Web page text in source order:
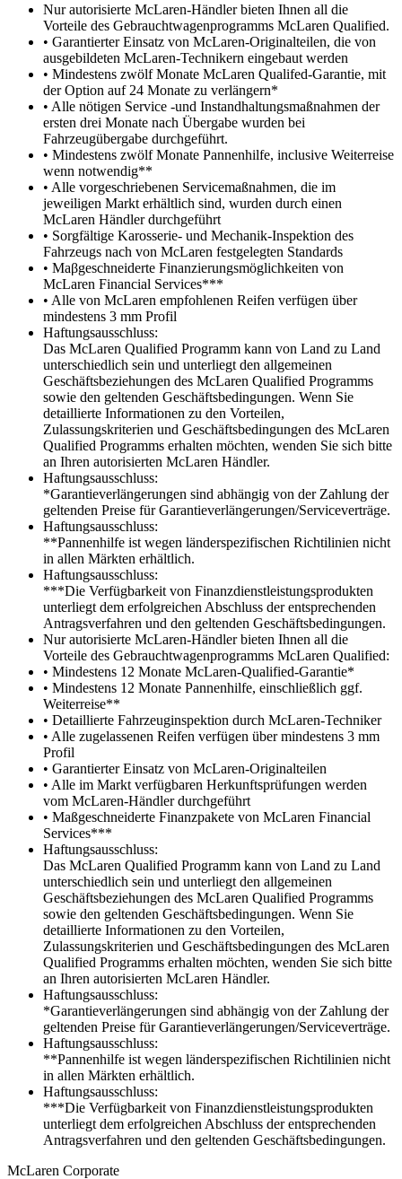
Nur autorisierte McLaren-Händler bieten Ihnen all die
Vorteile des Gebrauchtwagenprogramms McLaren Qualified.
• Garantierter Einsatz von McLaren-Originalteilen, die von
ausgebildeten McLaren-Technikern eingebaut werden
• Mindestens zwölf Monate McLaren Qualifed-Garantie, mit
der Option auf 24 Monate zu verlängern*
• Alle nötigen Service -und Instandhaltungsmaßnahmen der
ersten drei Monate nach Übergabe wurden bei
Fahrzeugübergabe durchgeführt.
• Mindestens zwölf Monate Pannenhilfe, inclusive Weiterreise
wenn notwendig**
• Alle vorgeschriebenen Servicemaßnahmen, die im
jeweiligen Markt erhältlich sind, wurden durch einen
McLaren Händler durchgeführt
• Sorgfältige Karosserie- und Mechanik-Inspektion des
Fahrzeugs nach von McLaren festgelegten Standards
• Maβgeschneiderte Finanzierungsmöglichkeiten von
McLaren Financial Services***
• Alle von McLaren empfohlenen Reifen verfügen über
mindestens 3 mm Profil
Haftungsausschluss:
Das McLaren Qualified Programm kann von Land zu Land
unterschiedlich sein und unterliegt den allgemeinen
Geschäftsbeziehungen des McLaren Qualified Programms
sowie den geltenden Geschäftsbedingungen. Wenn Sie
detaillierte Informationen zu den Vorteilen,
Zulassungskriterien und Geschäftsbedingungen des McLaren
Qualified Programms erhalten möchten, wenden Sie sich bitte
an Ihren autorisierten McLaren Händler.
Haftungsausschluss:
*Garantieverlängerungen sind abhängig von der Zahlung der
geltenden Preise für Garantieverlängerungen/Serviceverträge.
Haftungsausschluss:
**Pannenhilfe ist wegen länderspezifischen Richtilinien nicht
in allen Märkten erhältlich.
Haftungsausschluss:
***Die Verfügbarkeit von Finanzdienstleistungsprodukten
unterliegt dem erfolgreichen Abschluss der entsprechenden
Antragsverfahren und den geltenden Geschäftsbedingungen.
Nur autorisierte McLaren-Händler bieten Ihnen all die
Vorteile des Gebrauchtwagenprogramms McLaren Qualified:
• Mindestens 12 Monate McLaren-Qualified-Garantie*
• Mindestens 12 Monate Pannenhilfe, einschließlich ggf.
Weiterreise**
• Detaillierte Fahrzeuginspektion durch McLaren-Techniker
• Alle zugelassenen Reifen verfügen über mindestens 3 mm
Profil
• Garantierter Einsatz von McLaren-Originalteilen
• Alle im Markt verfügbaren Herkunftsprüfungen werden
vom McLaren-Händler durchgeführt
• Maßgeschneiderte Finanzpakete von McLaren Financial
Services***
Haftungsausschluss:
Das McLaren Qualified Programm kann von Land zu Land
unterschiedlich sein und unterliegt den allgemeinen
Geschäftsbeziehungen des McLaren Qualified Programms
sowie den geltenden Geschäftsbedingungen. Wenn Sie
detaillierte Informationen zu den Vorteilen,
Zulassungskriterien und Geschäftsbedingungen des McLaren
Qualified Programms erhalten möchten, wenden Sie sich bitte
an Ihren autorisierten McLaren Händler.
Haftungsausschluss:
*Garantieverlängerungen sind abhängig von der Zahlung der
geltenden Preise für Garantieverlängerungen/Serviceverträge.
Haftungsausschluss:
**Pannenhilfe ist wegen länderspezifischen Richtilinien nicht
in allen Märkten erhältlich.
Haftungsausschluss:
***Die Verfügbarkeit von Finanzdienstleistungsprodukten
unterliegt dem erfolgreichen Abschluss der entsprechenden
Antragsverfahren und den geltenden Geschäftsbedingungen.
McLaren Corporate